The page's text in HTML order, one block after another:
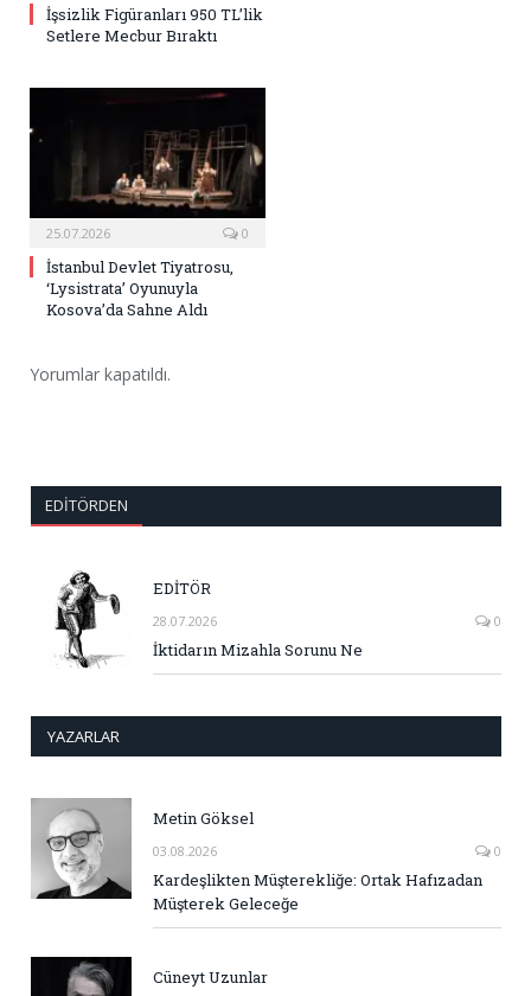
İşsizlik Figüranları 950 TL’lik
Setlere Mecbur Bıraktı
25.07.2026 0
İstanbul Devlet Tiyatrosu,
‘Lysistrata’ Oyunuyla
Kosova’da Sahne Aldı
Yorumlar kapatıldı.
EDITÖRDEN
EDİTÖR
28.07.2026 0
İktidarın Mizahla Sorunu Ne
YAZARLAR
Metin Göksel
03.08.2026 0
Kardeşlikten Müşterekliğe: Ortak Hafızadan
Müşterek Geleceğe
Cüneyt Uzunlar